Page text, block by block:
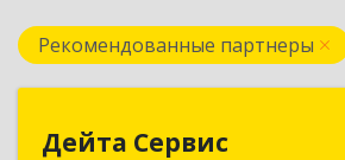
Рекомендованные партнеры
Дейта Сервис